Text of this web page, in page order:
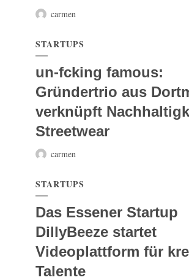
carmen
STARTUPS
un-fcking famous:
Gründertrio aus
verknüpft
Streetwear
carmen
STARTUPS
Das Essener Startup
DillyBeeze startet
Videoplattform für
Talente